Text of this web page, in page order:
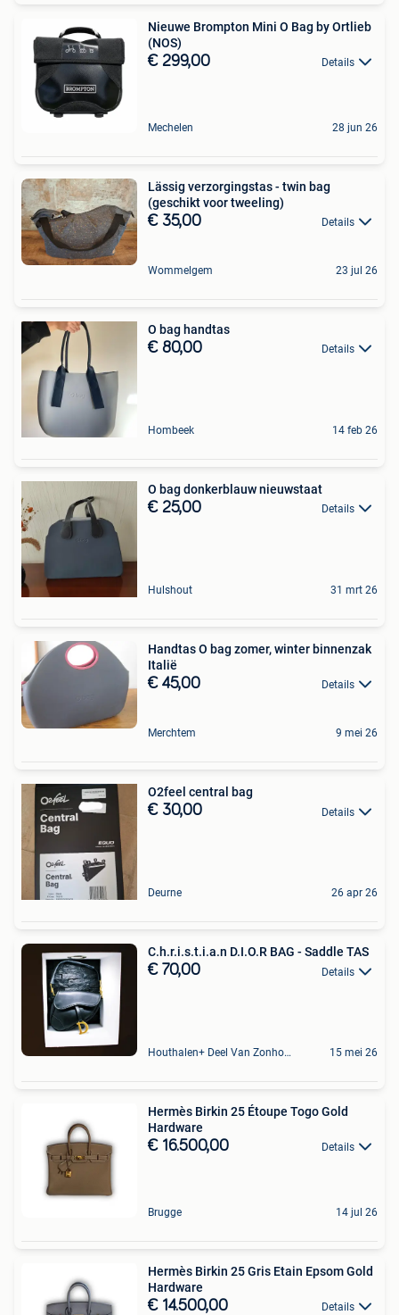
Nieuwe Brompton Mini O Bag by Ortlieb
(NOS)
€ 299,00 Details
Mechelen 28 jun 26
Lässig verzorgingstas - twin bag
(geschikt voor tweeling)
€ 35,00 Details
Wommelgem 23 jul 26
O bag handtas
€ 80,00 Details
Hombeek 14 feb 26
O bag donkerblauw nieuwstaat
€ 25,00 Details
Hulshout 31 mrt 26
Handtas O bag zomer, winter binnenzak
Italië
€ 45,00 Details
Merchtem 9 mei 26
O2feel central bag
€ 30,00 Details
Deurne 26 apr 26
C.h.r.i.s.t.i.a.n D.I.O.R BAG - Saddle TAS
€ 70,00 Details
Houthalen+ Deel Van Zonhoven En Zolder 15 mei 26
Hermès Birkin 25 Étoupe Togo Gold
Hardware
€ 16.500,00 Details
Brugge 14 jul 26
Hermès Birkin 25 Gris Etain Epsom Gold
Hardware
€ 14.500,00 Details